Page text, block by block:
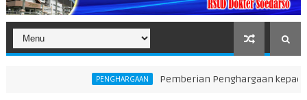
PENGHARGAAN Pemberian Penghargaan kepada Unit